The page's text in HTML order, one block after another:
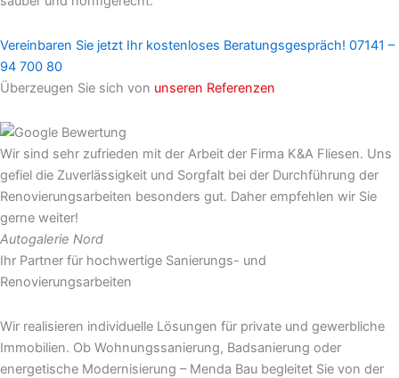
Vereinbaren Sie jetzt Ihr kostenloses Beratungsgespräch! 07141 –
94 700 80
Überzeugen Sie sich von unseren Referenzen
Wir sind sehr zufrieden mit der Arbeit der Firma K&A Fliesen. Uns
gefiel die Zuverlässigkeit und Sorgfalt bei der Durchführung der
Renovierungsarbeiten besonders gut. Daher empfehlen wir Sie
gerne weiter!
Autogalerie Nord
Ihr Partner für hochwertige Sanierungs- und
Renovierungsarbeiten
Wir realisieren individuelle Lösungen für private und gewerbliche
Immobilien. Ob Wohnungssanierung, Badsanierung oder
energetische Modernisierung – Menda Bau begleitet Sie von der